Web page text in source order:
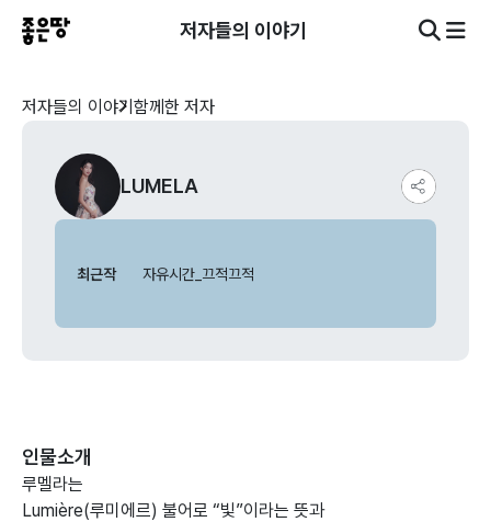
저자들의 이야기
저자들의 이야기 함께한 저자
LUMELA
최근작 자유시간_끄적끄적
인물소개
루멜라는
Lumière(루미에르) 불어로 “빛”이라는 뜻과